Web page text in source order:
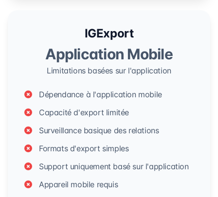
IGExport
Application Mobile
Limitations basées sur l'application
Dépendance à l'application mobile
Capacité d'export limitée
Surveillance basique des relations
Formats d'export simples
Support uniquement basé sur l'application
Appareil mobile requis